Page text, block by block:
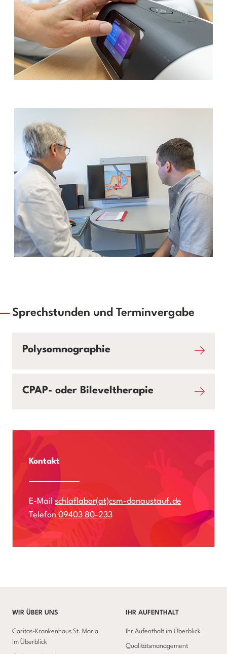
Sprechstunden und Terminvergabe
Polysomnographie
CPAP- oder Bileveltherapie
Kontakt
E-Mail schlaflabor(at)csm-donaustauf.de
Telefon 09403 80-233
WIR ÜBER UNS
Caritas-Krankenhaus St. Maria
im Überblick
IHR AUFENTHALT
Ihr Aufenthalt im Überblick
Qualitätsmanagement